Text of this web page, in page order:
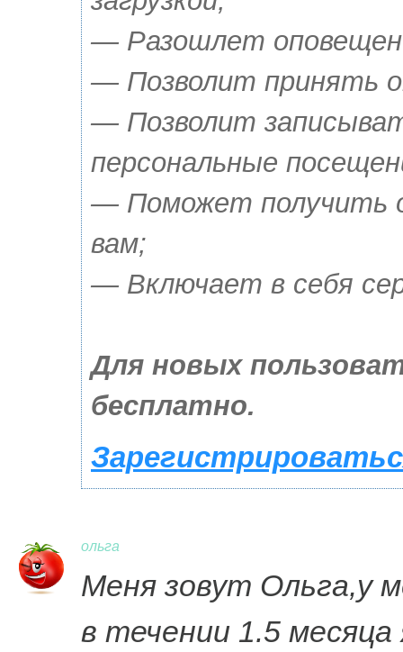
— Разошлет
— Позволит принять
— Позволит
персональные
— Поможет получить
вам;
— Включает в себя
Для новых
бесплатно.
ольга
Меня зовут Ольга,у
в течении 1.5